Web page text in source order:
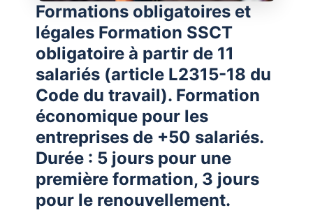
Formations obligatoires et
légales Formation SSCT
obligatoire à partir de 11
salariés (article L2315-18 du
Code du travail). Formation
économique pour les
entreprises de +50 salariés.
Durée : 5 jours pour une
première formation, 3 jours
pour le renouvellement.